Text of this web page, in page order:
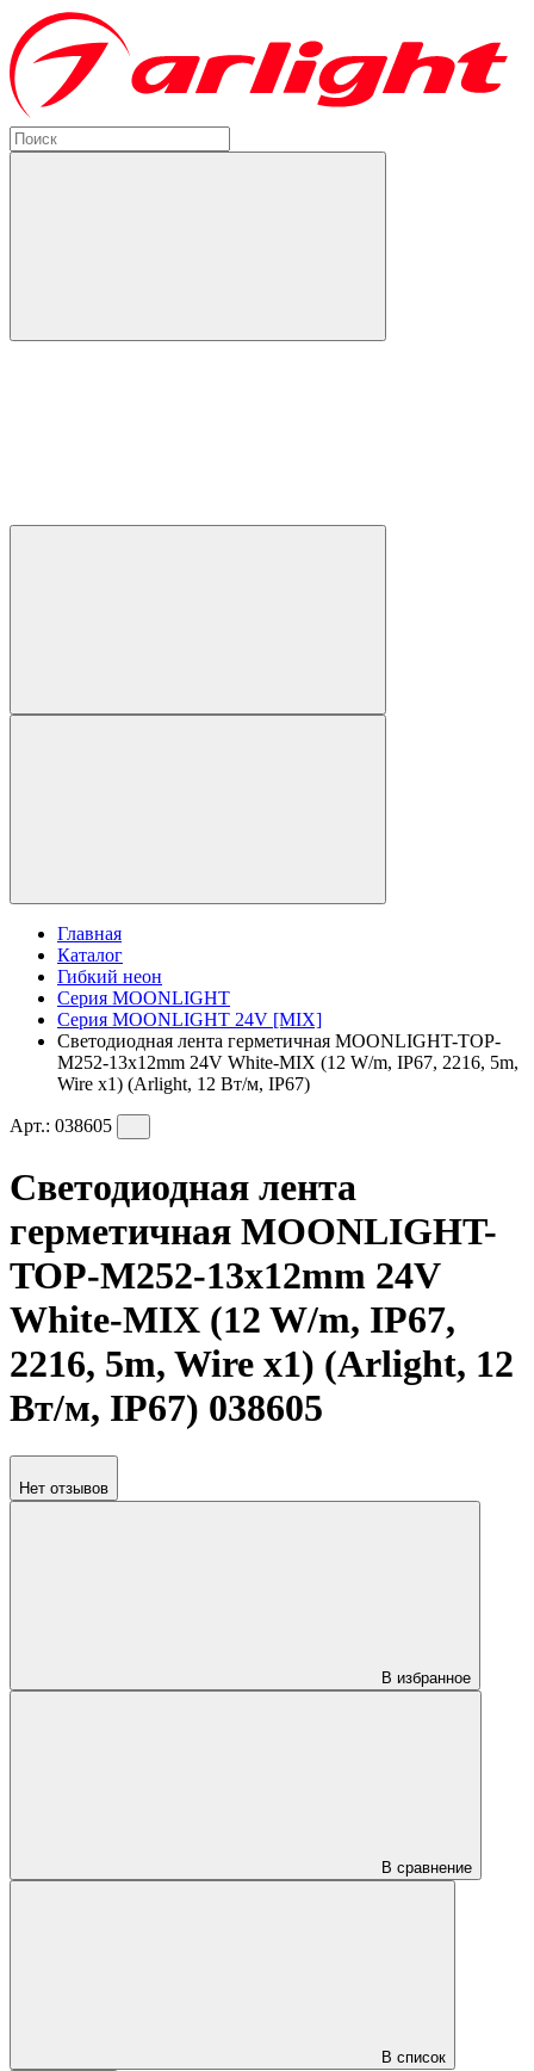
Главная
Каталог
Гибкий неон
Серия MOONLIGHT
Серия MOONLIGHT 24V [MIX]
Светодиодная лента герметичная MOONLIGHT-TOP-
M252-13x12mm 24V White-MIX (12 W/m, IP67, 2216, 5m,
Wire x1) (Arlight, 12 Вт/м, IP67)
Арт.: 038605
Светодиодная лента
герметичная MOONLIGHT-
TOP-M252-13x12mm 24V
White-MIX (12 W/m, IP67,
2216, 5m, Wire x1) (Arlight, 12
Вт/м, IP67) 038605
Нет отзывов
В избранное
В сравнение
В список